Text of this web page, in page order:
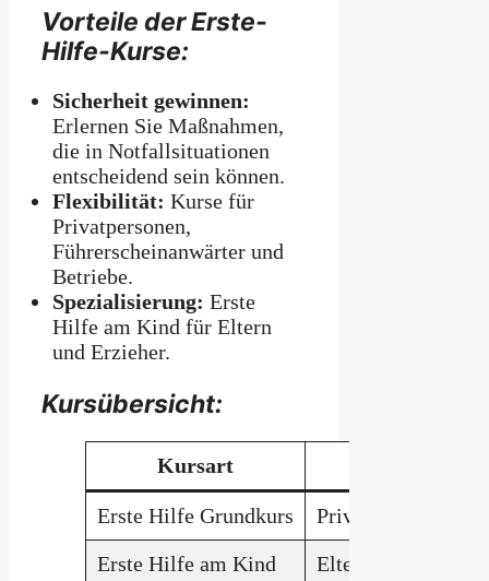
Vorteile der Erste-
Hilfe-Kurse:
Sicherheit gewinnen:
Erlernen Sie Maßnahmen,
die in Notfallsituationen
entscheidend sein können.
Flexibilität: Kurse für
Privatpersonen,
Führerscheinanwärter und
Betriebe.
Spezialisierung: Erste
Hilfe am Kind für Eltern
und Erzieher.
Kursübersicht:
Kursart
Erste Hilfe Grundkurs
Privatpersonen,
Erste Hilfe am Kind
Eltern, Erzieher